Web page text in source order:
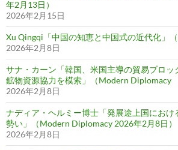
年2月13日）
2026年2月15日
Xu Qingqi「中国の知恵と中国式の近代化」（
2026年2月8日
サナ・カーン「韓国、米国主導の貿易ブロッ
鉱物資源協力を模索」（Modern Diplomacy
2026年2月8日
ナディア・ヘルミー博士「発展途上国におけ
勢い」（Modern Diplomacy 2026年2月8日）
2026年2月8日